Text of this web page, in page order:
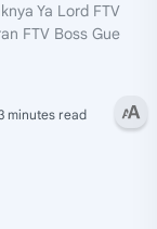
Ya Lord FTV
FTV Boss Gue
minutes read